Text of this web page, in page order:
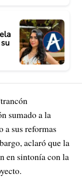
sumado a la
sus reformas
aclaró que la
en sintonía con la